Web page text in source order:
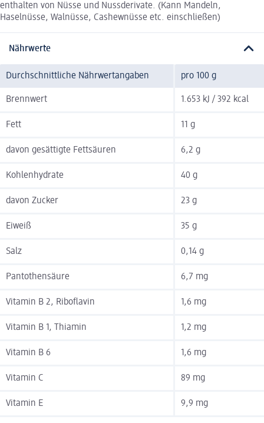
enthalten von Nüsse und Nussderivate. (Kann Mandeln,
Haselnüsse, Walnüsse, Cashewnüsse etc. einschließen)
Nährwerte
Durchschnittliche Nährwertangaben pro 100 g
Brennwert 1.653 kJ / 392 kcal
Fett 11 g
davon gesättigte Fettsäuren 6,2 g
Kohlenhydrate 40 g
davon Zucker 23 g
Eiweiß 35 g
Salz 0,14 g
Pantothensäure 6,7 mg
Vitamin B 2, Riboflavin 1,6 mg
Vitamin B 1, Thiamin 1,2 mg
Vitamin B 6 1,6 mg
Vitamin C 89 mg
Vitamin E 9,9 mg